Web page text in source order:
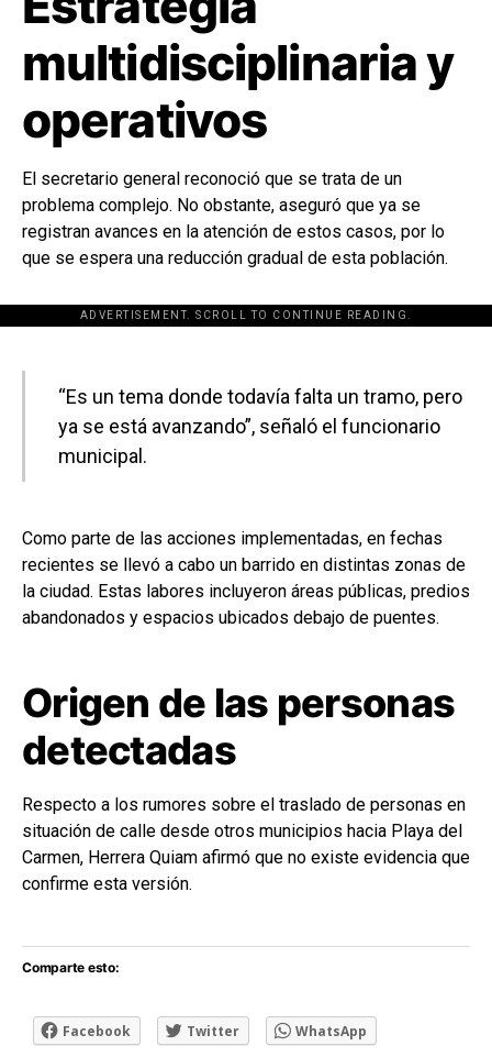
multidisciplinaria y
operativos
El secretario general reconoció que se trata de un
problema complejo. No obstante, aseguró que ya se
registran avances en la atención de estos casos, por lo
que se espera una reducción gradual de esta población.
ADVERTISEMENT. SCROLL TO CONTINUE READING.
[adsforwp id="243463"]
“Es un tema donde todavía falta un tramo, pero
ya se está avanzando”, señaló el funcionario
municipal.
Como parte de las acciones implementadas, en fechas
recientes se llevó a cabo un barrido en distintas zonas de
la ciudad. Estas labores incluyeron áreas públicas, predios
abandonados y espacios ubicados debajo de puentes.
Origen de las personas
detectadas
Respecto a los rumores sobre el traslado de personas en
situación de calle desde otros municipios hacia Playa del
Carmen, Herrera Quiam afirmó que no existe evidencia que
confirme esta versión.
Comparte esto:
Facebook Twitter WhatsApp